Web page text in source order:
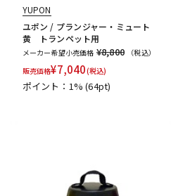
YUPON
ユポン / プランジャー・ミュート
黄 トランペット用
メーカー希望小売価格 ¥8,800
（税込）
販売価格¥7,040(税込)
ポイント：1%(64pt)